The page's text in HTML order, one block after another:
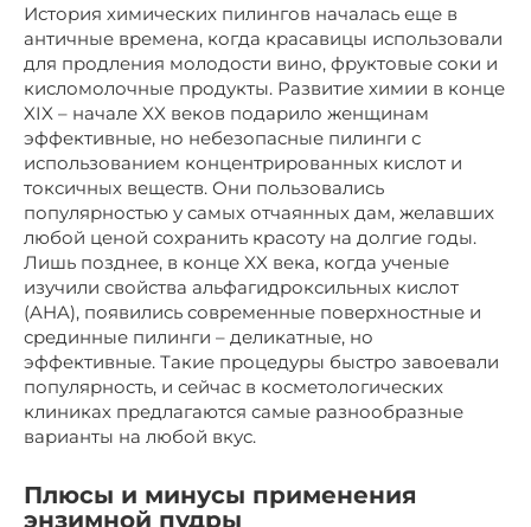
История химических пилингов началась еще в
античные времена, когда красавицы использовали
для продления молодости вино, фруктовые соки и
кисломолочные продукты. Развитие химии в конце
XIX – начале XX веков подарило женщинам
эффективные, но небезопасные пилинги с
использованием концентрированных кислот и
токсичных веществ. Они пользовались
популярностью у самых отчаянных дам, желавших
любой ценой сохранить красоту на долгие годы.
Лишь позднее, в конце XX века, когда ученые
изучили свойства альфагидроксильных кислот
(AHA), появились современные поверхностные и
срединные пилинги – деликатные, но
эффективные. Такие процедуры быстро завоевали
популярность, и сейчас в косметологических
клиниках предлагаются самые разнообразные
варианты на любой вкус.
Плюсы и минусы применения
энзимной пудры